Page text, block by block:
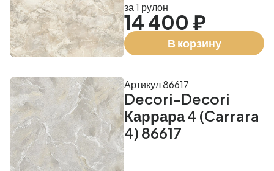
за 1 рулон
14 400 ₽
В корзину
Decori-Decori
Каррара 4 (Carrara
4) 86617
Артикул 86617